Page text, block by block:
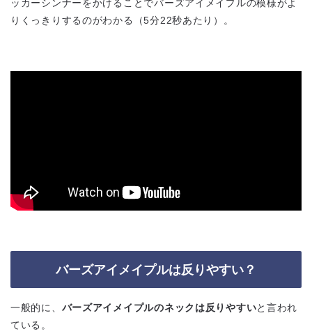
ッカーシンナーをかけることでバーズアイメイプルの模様がよ
りくっきりするのがわかる（5分22秒あたり）。
バーズアイメイプルは反りやすい？
一般的に、 バーズアイメイプルのネックは反りやすいと言われ
ている。